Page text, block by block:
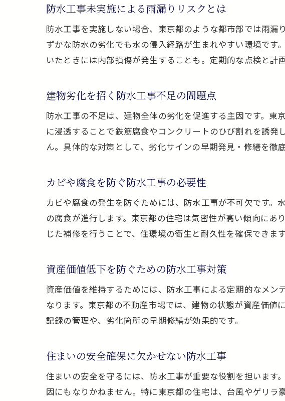
東京
建物
後悔しな
信頼
体験
防水
防水工事未実施による雨漏りリスクとは
防水工事を実施しない場合、東京都のような都市部では雨
ずかな防水の劣化でも水の侵入経路が生まれやすい環境で
いたときには内部損傷が発生することも。定期的な点検と計
建物劣化を招く防水工事不足の問題点
防水工事の不足は、建物全体の劣化を促進する主因です。
に浸透することで鉄筋腐食やコンクリートのひび割れを誘
ん。具体的な対策として、劣化サインの早期発見・修繕を徹
カビや腐食を防ぐ防水工事の必要性
カビや腐食の発生を防ぐためには、防水工事が不可欠です
の腐食が進行します。東京都の住宅は気密性が高い傾向に
じた補修を行うことで、住環境の衛生と耐久性を確保できます
資産価値低下を防ぐための防水工事対策
資産価値を維持するためには、防水工事による定期的なメ
なります。東京都の不動産市場では、建物の状態が資産価
記録の管理や、劣化箇所の早期修繕が効果的です。
住まいの安全確保に欠かせない防水工事
住まいの安全を守るには、防水工事が重要な役割を担いま
因にもなりかねません。特に東京都の住宅は、台風やゲリ